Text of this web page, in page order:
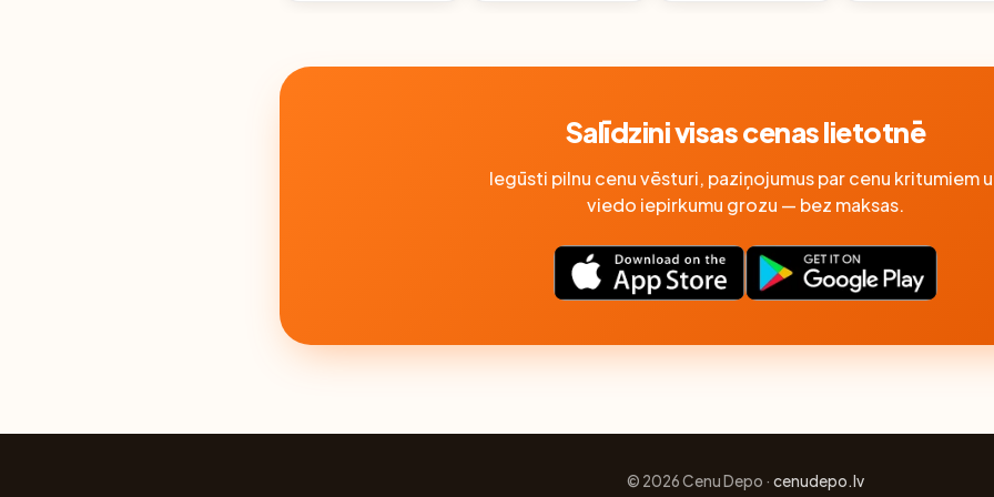
Salīdzini visas cenas lietotnē
Iegūsti pilnu cenu vēsturi, paziņojumus par cenu kritumiem
viedo iepirkumu grozu — bez maksas.
© 2026 Cenu Depo · cenudepo.lv